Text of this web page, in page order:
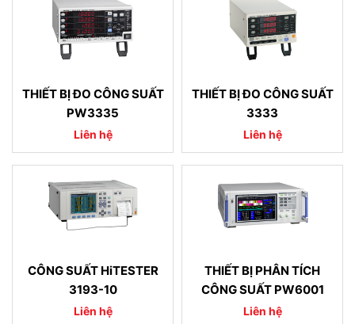
THIẾT BỊ ĐO CÔNG SUẤT
PW3335
Liên hệ
THIẾT BỊ ĐO CÔNG SUẤT
3333
Liên hệ
CÔNG SUẤT HiTESTER
3193-10
Liên hệ
THIẾT BỊ PHÂN TÍCH
CÔNG SUẤT PW6001
Liên hệ